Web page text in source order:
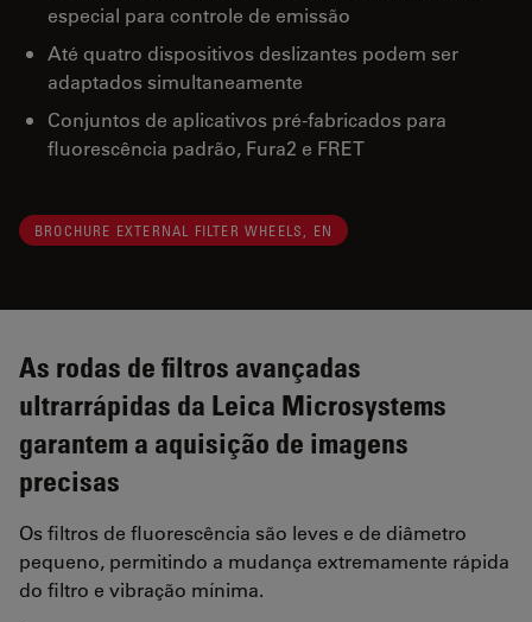
especial para controle de emissão
Até quatro dispositivos deslizantes podem ser
adaptados simultaneamente
Conjuntos de aplicativos pré-fabricados para
fluorescência padrão, Fura2 e FRET
BROCHURE EXTERNAL FILTER WHEELS, EN
As rodas de filtros avançadas
ultrarrápidas da Leica Microsystems
garantem a aquisição de imagens
precisas
Os filtros de fluorescência são leves e de diâmetro
pequeno, permitindo a mudança extremamente rápida
do filtro e vibração mínima.